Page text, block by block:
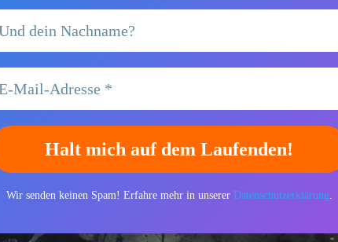
Wir senden keinen Spam! Erfahre mehr in unserer Datenschutzerklärung.